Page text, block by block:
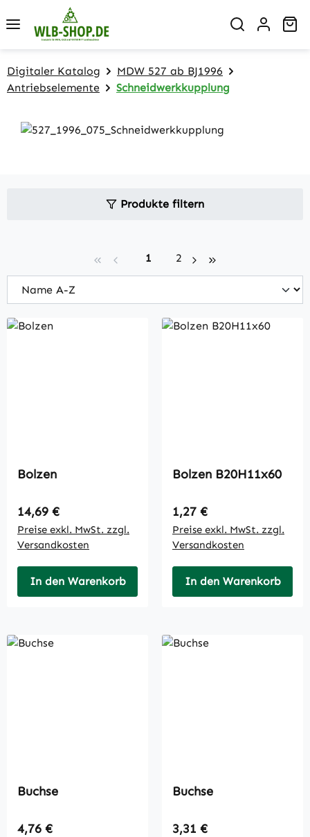
Zum Hauptinhalt springen
Digitaler Katalog
MDW 527 ab BJ1996
Antriebselemente
Schneidwerkkupplung
Produkte filtern
Seite
1 Seite
2
Bolzen
Regulärer Preis:
14,69 €
Preise exkl. MwSt. zzgl.
Versandkosten
In den Warenkorb
Bolzen B20H11x60
Regulärer Preis:
1,27 €
Preise exkl. MwSt. zzgl.
Versandkosten
In den Warenkorb
Buchse
Regulärer Preis:
4,76 €
Buchse
Regulärer Preis:
3,31 €